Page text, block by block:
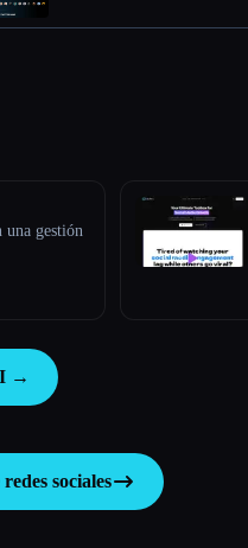
una gestión
→
sociales